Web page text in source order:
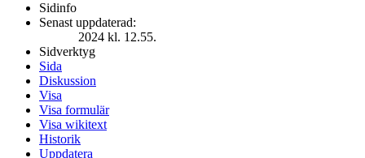
Sidinfo
Senast uppdaterad:
2024 kl. 12.55.
Sidverktyg
Sida
Diskussion
Visa
Visa formulär
Visa wikitext
Historik
Uppdatera